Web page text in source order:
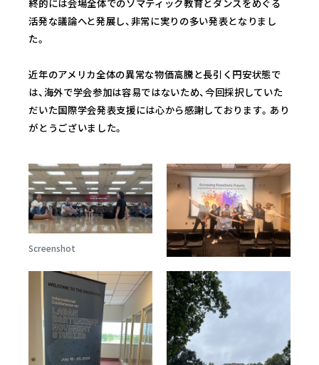
活発な議論へと発展し、非常に実りの多い発表となりまし
た。
近年のアメリカ全体の異常な物価高騰と長引く円安状態で
は、海外で学会参加は容易ではないため、今回採択していた
だいた国際学会発表支援には心から感謝しております。あり
がとうございました。
Screenshot